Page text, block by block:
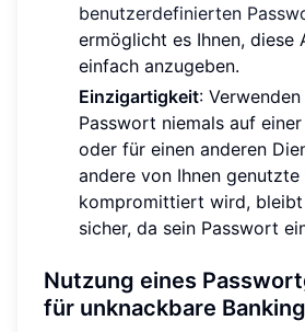
benutzerdefinierten
ermöglicht es Ihnen, diese
einfach anzugeben.
Einzigartigkeit:
Passwort niemals auf
oder für einen anderen
andere von Ihnen genutzte
kompromittiert wird, bleibt
sicher, da sein Passwort
Nutzung eines
für unknackbare